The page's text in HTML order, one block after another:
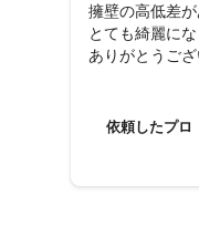
擁壁の高低差
とても綺麗にな
ありがとうござ
依頼したプロ